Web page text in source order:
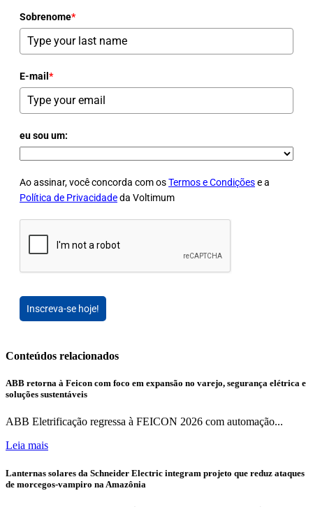
Sobrenome*
E-mail *
eu sou um:
Ao assinar, você concorda com osTermos e Condiçõese a
Política de Privacidadeda Voltimum
Inscreva-se hoje!
Conteúdos relacionados
ABB retorna à Feicon com foco em expansão no varejo, segurança elétrica e
soluções sustentáveis
ABB Eletrificação regressa à FEICON 2026 com automação...
Leia mais
Lanternas solares da Schneider Electric integram projeto que reduz ataques
de morcegos-vampiro na Amazônia